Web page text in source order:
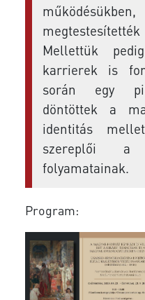
Mellettük
karrierek is
során egy
döntöttek a
identitás
szereplői a
folyamatainak.
Program: